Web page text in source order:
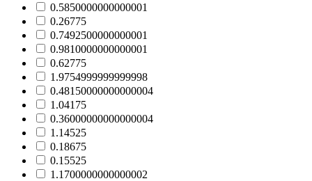
0.5850000000000001
0.26775
0.7492500000000001
0.9810000000000001
0.62775
1.9754999999999998
0.48150000000000004
1.04175
0.36000000000000004
1.14525
0.18675
0.15525
1.1700000000000002